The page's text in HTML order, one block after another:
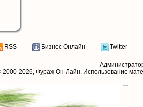
RSS Бизнес Онлайн Twitter
2000-2026, Фураж Он-Лайн. Использование